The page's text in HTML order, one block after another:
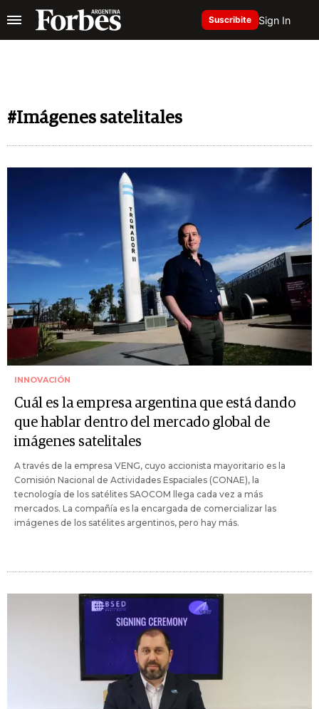
Suscribite Sign In
#Imágenes satelitales
INNOVACIÓN
Cuál es la empresa argentina que está dando
que hablar dentro del mercado global de
imágenes satelitales
A través de la empresa VENG, cuyo accionista mayoritario es la
Comisión Nacional de Actividades Espaciales (CONAE), la
tecnología de los satélites SAOCOM llega cada vez a más
mercados. La compañía es la encargada de comercializar las
imágenes de los satélites argentinos, pero hay más.